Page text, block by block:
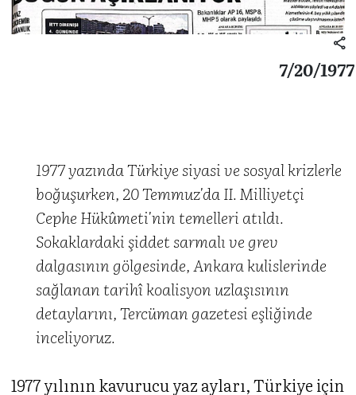
7/20/1977
1977 yazında Türkiye siyasi ve sosyal krizlerle
boğuşurken, 20 Temmuz'da II. Milliyetçi
Cephe Hükûmeti'nin temelleri atıldı.
Sokaklardaki şiddet sarmalı ve grev
dalgasının gölgesinde, Ankara kulislerinde
sağlanan tarihî koalisyon uzlaşısının
detaylarını, Tercüman gazetesi eşliğinde
inceliyoruz.
1977 yılının kavurucu yaz ayları, Türkiye için